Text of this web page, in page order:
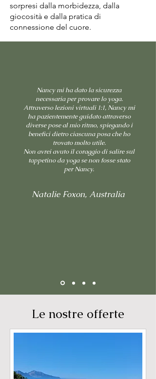
sorpresi dalla morbidezza, dalla
giocosità e dalla pratica di
connessione del cuore.
Nancy mi ha dato la sicurezza
necessaria per provare lo yoga.
Attraverso lezioni virtuali 1:1, Nancy mi
ha pazientemente guidato attraverso
diverse pose al mio ritmo, spiegando i
benefici dietro ciascuna posa che ho
trovato molto utile.
Non avrei avuto il coraggio di salire sul
tappetino da yoga se non fosse stato
per Nancy.
Natalie Foxon, Australia
Le nostre offerte